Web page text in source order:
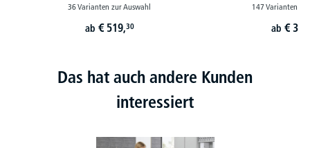
36 Varianten zur Auswahl
ab € 519,30
147 Varianten
ab €
Das hat auch andere Kunden
interessiert